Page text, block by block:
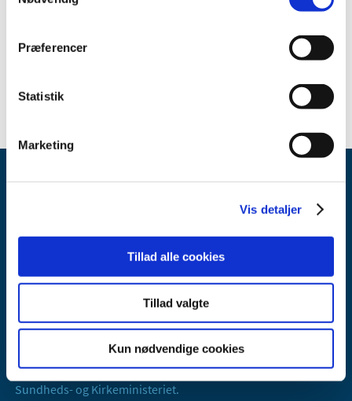
Præferencer
Statistik
Marketing
Vis detaljer
Tillad alle cookies
Tillad valgte
Kun nødvendige cookies
samme hvert år. Således vil fristen for indsendelse
Lægemiddelstyrelsen
Email:dkma@dkma.dk
Lægemiddelstyrelsen er en del af
Sundheds- og Kirkeministeriet.